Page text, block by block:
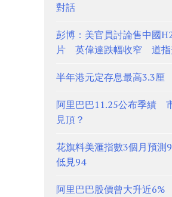
對話
彭博：美官員討論售中國
片 英偉達跌幅收窄 道指
半年港元定存息最高3.3
阿里巴巴11.25公布季績
見頂？
花旗料美滙指數3個月預測
低見94
阿里巴巴股價曾大升近